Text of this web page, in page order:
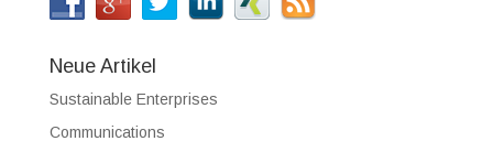
Neue Artikel
Sustainable Enterprises
Communications